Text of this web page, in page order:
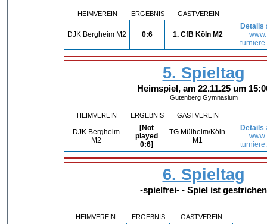
HEIMVEREIN ERGEBNIS GASTVEREIN
DJK Bergheim M2 0:6 1. CfB Köln M2
Details
www.
5. Spieltag
Heimspiel, am 22.11.25 um
Gutenberg Gymnasium
HEIMVEREIN ERGEBNIS GASTVEREIN
DJK Bergheim
M2
[Not
played
0:6]
TG Mülheim/Köln
M1
Details
www.
6. Spieltag
-spielfrei- - Spiel ist gestrichen
HEIMVEREIN ERGEBNIS GASTVEREIN